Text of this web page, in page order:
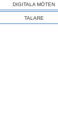
DIGITALA MÖTEN
TALARE